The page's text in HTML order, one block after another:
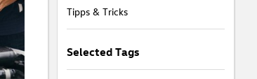
Tipps & Tricks
Selected Tags